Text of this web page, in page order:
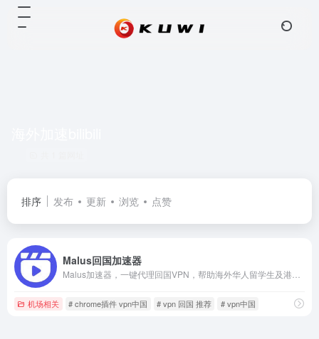
排序 发布 更新 浏览 点赞
Malus回国加速器
机场相关 # chrome插件 vpn中国 # vpn 回国 推荐 # vpn中国